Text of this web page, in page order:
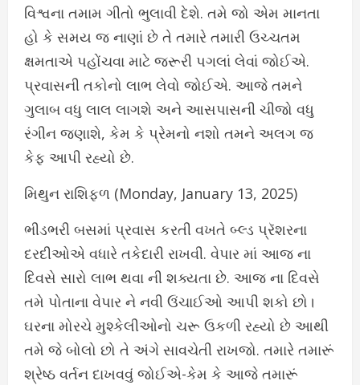
વિશ્વના તમામ ગીતો ભુલાવી દેશે. તમે જો એમ માનતા
હો કે સમય જ નાણાં છે તે તમારે તમારી ઉચ્ચતમ
ક્ષમતાએ પહોંચવા માટે જરૂરી પગલાં લેવાં જોઈએ.
પ્રવાસની તકોનો લાભ લેવો જોઈએ. આજે તમને
ગુલાબ વધુ લાલ લાગશે અને આસપાસની ચીજો વધુ
રંગીન જણાશે, કેમ કે પ્રેમનો નશો તમને અલગ જ
કેફ આપી રહ્યો છે.
મિથુન રાશિફળ (Monday, January 13, 2025)
ભીડભરી બસમાં પ્રવાસ કરતી વખતે બ્લ્ડ પ્રૅશરના
દરદીઓએ વધારે તકેદારી રાખવી. વેપાર માં આજ ના
દિવસે સારો લાભ થવા ની શક્યતા છે. આજ ના દિવસે
તમે પોતાના વેપાર ને નવી ઉંચાઈઓ આપી શકો છો।
ઘરના મોરચે મુશ્કેલીઓનો ચરૂ ઉકળી રહ્યો છે આથી
તમે જે બોલો છો તે અંગે સાવચેતી રાખજો. તમારે તમારૂં
શ્રેષ્ઠ વર્તન દાખવવું જોઈએ-કેમ કે આજે તમારૂં